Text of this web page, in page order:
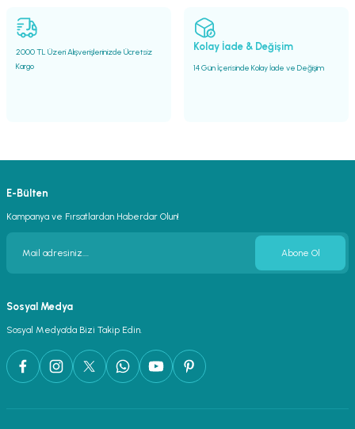
2000 TL Üzeri Alışverişlerinizde Ücretsiz
Kargo
Kolay İade & Değişim
14 Gün İçerisinde Kolay İade ve Değişim
E-Bülten
Kampanya ve Fırsatlardan Haberdar Olun!
Abone Ol
Sosyal Medya
Sosyal Medya’da Bizi Takip Edin.